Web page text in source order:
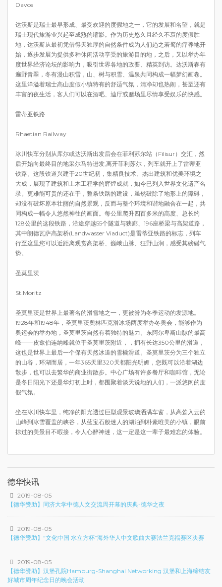
Davos
达沃斯是瑞士最早形成、最受欢迎的度假地之一，它的发展和名望，就是
瑞士现代旅游业兴起至成熟的缩影。作为历史悠久且经久不衰的度假胜
地，达沃斯从最初凭借得天独厚的自然条件成为人们趋之若鹜的疗养地开
始，逐步发展为提供多种休闲活动享受的旅游目的地，之后，又以举办年
度世界经济论坛的影响力，吸引世界各地的政要、精英到访。达沃斯春有
遍野青翠，冬有漫山积雪，山、树与积雪、温泉共同构成一幅梦幻画卷。
这里洋溢着瑞士高山度假小镇特有的舒适气氛，清净却也热闹，甚至还有
丰富的夜生活，客人们可以在酒吧、迪厅或赌场里尽情享受娱乐的快感。
雷蒂亚铁路
Rhaetian Railway
冰川快车分别从库尔或达沃斯出发后会在菲利苏尔站（Filisur）交汇，然
后开始向最终目的地采尔马特进发,离开菲利苏尔，列车就开上了雷蒂亚
铁路。这段铁道兴建于20世纪初，集精良技术、杰出建筑和优美环境之
大成，展现了建筑和土木工程学的辉煌成就，如今已列入世界文化遗产名
录。更难能可贵的还在于，整条铁路的建设，虽然破除了地形上的障碍，
却没有破坏原本壮丽的自然景观，反而与整个环境和谐地融合在一起，共
同构成一幅令人悠然神往的画面。每公里爬升四百多米的高度、总长约
128公里的这段铁路，沿途穿越55个隧道与狭廊、196座桥梁与高架道路，
其中朗德瓦萨高架桥(Landwasser Viaduct)是雷蒂亚铁路的标志，列车
行至这里您可以近距离观赏高架桥、巍峨山脉、狂野山涧，感受其磅礴气
势。
圣莫里茨
St.Moritz
圣莫里茨是世界上最著名的滑雪地之一，更被誉为冬季运动的发源地。
1928年和1948年，圣莫里茨奧林匹克滑冰场两度举办冬奥会，能够作为
奥运会的举办地，圣莫里茨自然有着独特的魅力。东阿尔卑斯山脉的最高
峰——皮兹伯连纳峰就位于圣莫里茨附近，，拥有长达350公里的滑道，
这也是世界上最后一个保有天然冰道的雪橇滑道。圣莫里茨分为三个独立
的山谷，环湖而居，一年365天里320天都阳光明媚，您既可以沿着湖边
散步，也可以去繁华的商业街散步。中心广场有许多餐厅和咖啡馆，无论
是冬日阳光下还是华灯初上时，都围聚着谈天说地的人们，一派悠闲的度
假气氛。
坐在冰川快车里，纯净的阳光透过巨型观景玻璃洒满车窗，从高耸入云的
山峰到冰雪覆盖的峡谷，从蓝宝石般迷人的湖泊到朴素唯美的小镇，眼前
掠过的美景目不暇接，令人心醉神迷，这一定是这一辈子最难忘的体验。
德华快讯
2019-08-05
【德华赞助】同济大学中德人文交流周开幕的庆典-德华之夜
2019-08-05
【德华赞助】“文化中国·水立方杯”海外华人中文歌曲大赛法兰克福赛区决赛
2019-08-05
【德华赞助】汉堡孔院Hamburg-Shanghai Networking 汉堡和上海缔结友
好城市周年纪念日的晚会活动